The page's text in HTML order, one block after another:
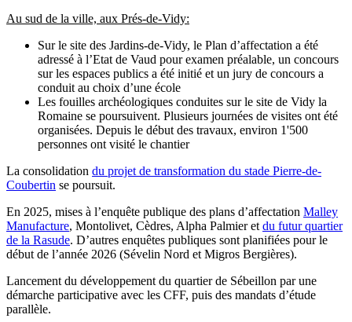
Au sud de la ville, aux Prés-de-Vidy:
Sur le site des Jardins-de-Vidy, le Plan d’affectation a été
adressé à l’Etat de Vaud pour examen préalable, un concours
sur les espaces publics a été initié et un jury de concours a
conduit au choix d’une école
Les fouilles archéologiques conduites sur le site de Vidy la
Romaine se poursuivent. Plusieurs journées de visites ont été
organisées. Depuis le début des travaux, environ 1'500
personnes ont visité le chantier
La consolidation du projet de transformation du stade Pierre-de-
Coubertin se poursuit.
En 2025, mises à l’enquête publique des plans d’affectation Malley
Manufacture, Montolivet, Cèdres, Alpha Palmier et du futur quartier
de la Rasude. D’autres enquêtes publiques sont planifiées pour le
début de l’année 2026 (Sévelin Nord et Migros Bergières).
Lancement du développement du quartier de Sébeillon par une
démarche participative avec les CFF, puis des mandats d’étude
parallèle.